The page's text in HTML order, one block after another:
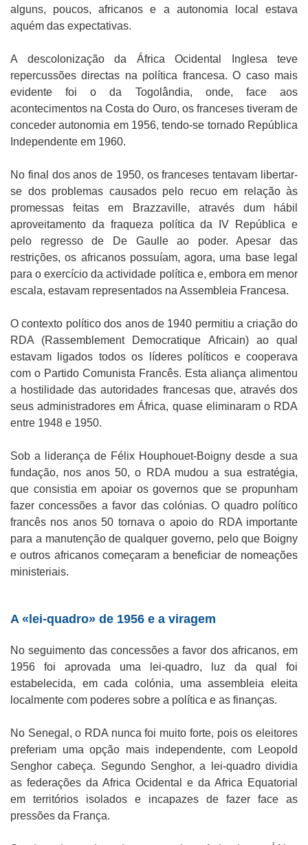
alguns, poucos, africanos e a autonomia local estava
aquém das expectativas.
A descolonização da África Ocidental Inglesa teve
repercussões directas na política francesa. O caso mais
evidente foi o da Togolândia, onde, face aos
acontecimentos na Costa do Ouro, os franceses tiveram de
conceder autonomia em 1956, tendo-se tornado República
Independente em 1960.
No final dos anos de 1950, os franceses tentavam libertar-
se dos problemas causados pelo recuo em relação às
promessas feitas em Brazzaville, através dum hábil
aproveitamento da fraqueza política da IV República e
pelo regresso de De Gaulle ao poder. Apesar das
restrições, os africanos possuíam, agora, uma base legal
para o exercício da actividade política e, embora em menor
escala, estavam representados na Assembleia Francesa.
O contexto político dos anos de 1940 permitiu a criação do
RDA (Rassemblement Democratique Africain) ao qual
estavam ligados todos os líderes políticos e cooperava
com o Partido Comunista Francês. Esta aliança alimentou
a hostilidade das autoridades francesas que, através dos
seus administradores em África, quase eliminaram o RDA
entre 1948 e 1950.
Sob a liderança de Félix Houphouet-Boigny desde a sua
fundação, nos anos 50, o RDA mudou a sua estratégia,
que consistia em apoiar os governos que se propunham
fazer concessões a favor das colónias. O quadro político
francês nos anos 50 tornava o apoio do RDA importante
para a manutenção de qualquer governo, pelo que Boigny
e outros africanos começaram a beneficiar de nomeações
ministeriais.
A «lei-quadro» de 1956 e a viragem
No seguimento das concessões a favor dos africanos, em
1956 foi aprovada uma lei-quadro, luz da qual foi
estabelecida, em cada colónia, uma assembleia eleita
localmente com poderes sobre a política e as finanças.
No Senegal, o RDA nunca foi muito forte, pois os eleitores
preferiam uma opção mais independente, com Leopold
Senghor cabeça. Segundo Senghor, a lei-quadro dividia
as federações da Africa Ocidental e da Africa Equatorial
em territórios isolados e incapazes de fazer face as
pressões da França.